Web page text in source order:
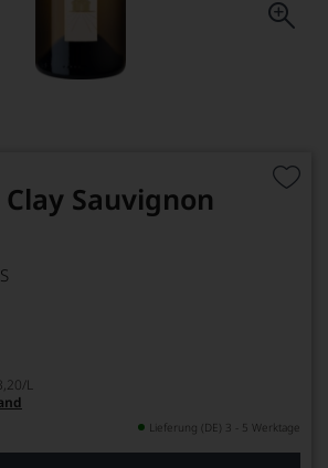
Sauvignon
/L
Lieferung (DE) 3 - 5 Werktage